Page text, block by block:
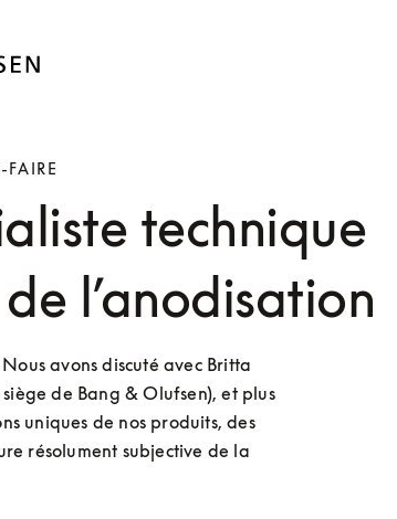
FAIRE
technique
l’anodisation
avons discuté avec Britta
de Bang & Olufsen), et plus
uniques de nos produits, des
résolument subjective de la